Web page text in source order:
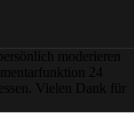
moderieren
24
Vielen Dank für